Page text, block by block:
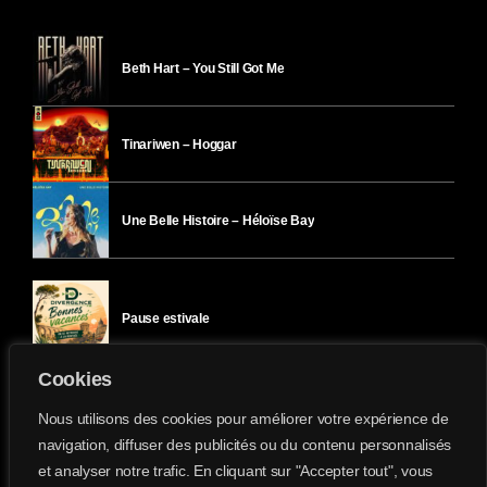
Cookies
Nous utilisons des cookies pour améliorer votre expérience de
navigation, diffuser des publicités ou du contenu personnalisés
et analyser notre trafic. En cliquant sur "Accepter tout", vous
Beth Hart – You Still Got Me
Tinariwen – Hoggar
Une Belle Histoire – Héloïse Bay
Pause estivale
Ici l’Ombre – mardi 28 juillet